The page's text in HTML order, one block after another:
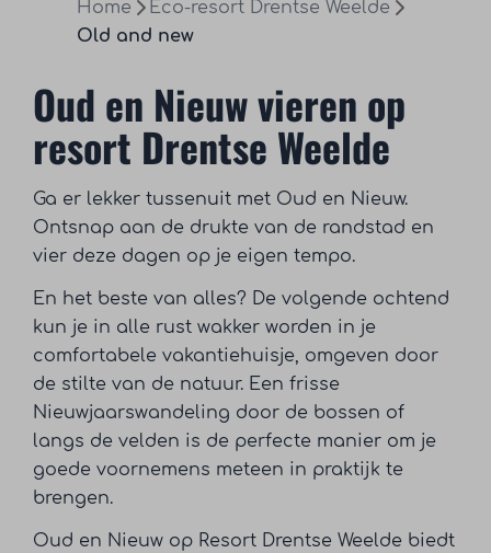
Home
Eco-resort Drentse Weelde
Old and new
Oud en Nieuw vieren op
resort Drentse Weelde
Ga er lekker tussenuit met Oud en Nieuw.
Ontsnap aan de drukte van de randstad en
vier deze dagen op je eigen tempo.
En het beste van alles? De volgende ochtend
kun je in alle rust wakker worden in je
comfortabele vakantiehuisje, omgeven door
de stilte van de natuur. Een frisse
Nieuwjaarswandeling door de bossen of
langs de velden is de perfecte manier om je
goede voornemens meteen in praktijk te
brengen.
Oud en Nieuw op Resort Drentse Weelde biedt